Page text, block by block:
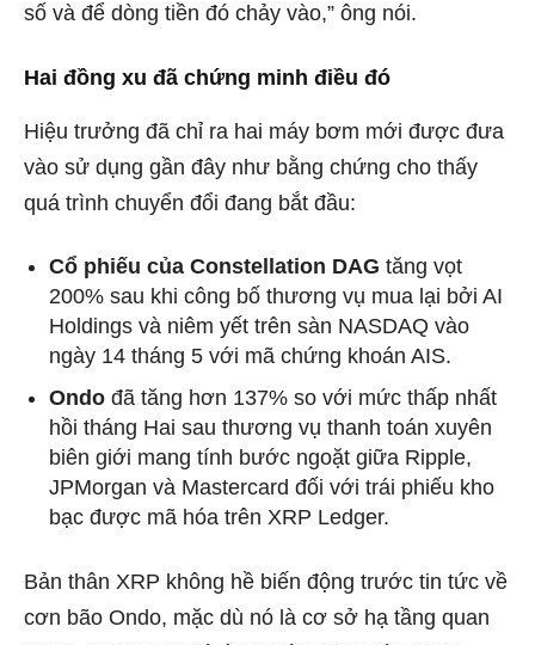
số và để dòng tiền đó chảy vào,” ông nói.
Hai đồng xu đã chứng minh điều đó
Hiệu trưởng đã chỉ ra hai máy bơm mới được đưa
vào sử dụng gần đây như bằng chứng cho thấy
quá trình chuyển đổi đang bắt đầu:
Cổ phiếu của Constellation DAG tăng vọt
200% sau khi công bố thương vụ mua lại bởi AI
Holdings và niêm yết trên sàn NASDAQ vào
ngày 14 tháng 5 với mã chứng khoán AIS.
Ondo đã tăng hơn 137% so với mức thấp nhất
hồi tháng Hai sau thương vụ thanh toán xuyên
biên giới mang tính bước ngoặt giữa Ripple,
JPMorgan và Mastercard đối với trái phiếu kho
bạc được mã hóa trên XRP Ledger.
Bản thân XRP không hề biến động trước tin tức về
cơn bão Ondo, mặc dù nó là cơ sở hạ tầng quan